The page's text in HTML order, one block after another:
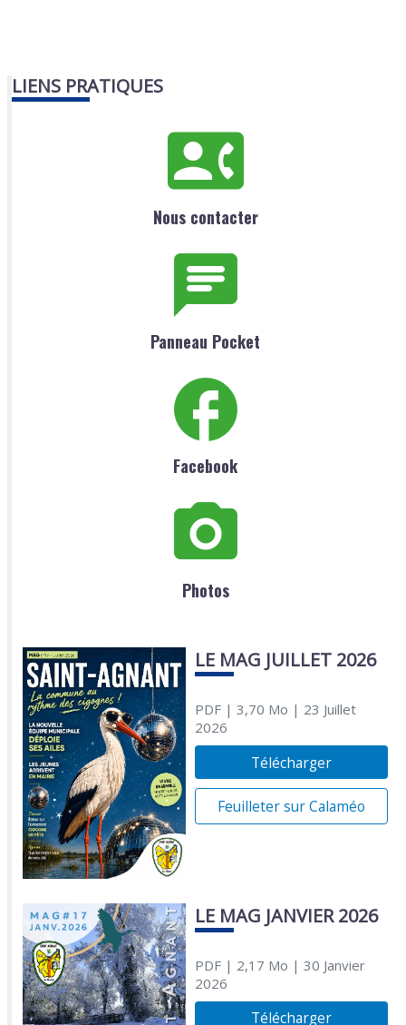
LIENS PRATIQUES
Nous contacter
Panneau Pocket
Facebook
Photos
LE MAG JUILLET 2026
PDF| 3,70 Mo | 23 Juillet
2026
Télécharger
Feuilleter sur Calaméo
LE MAG JANVIER 2026
PDF| 2,17 Mo | 30 Janvier
2026
Télécharger